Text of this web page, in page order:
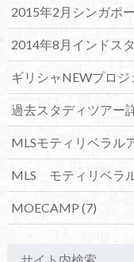
2015年2月シンガポ
2014年8月インドス
ギリシャNEWプロジ
過去スタディツアー
MLSモティリベラル
MLS モティリベラ
MOECAMP (7)